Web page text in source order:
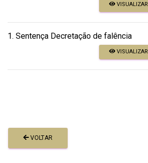
VISUALIZAR
1. Sentença Decretação de falência
VISUALIZAR
VOLTAR